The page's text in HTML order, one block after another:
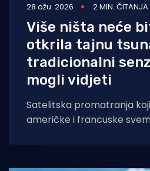
28 ožu. 2026 2 MIN. ČITANJA
Više ništa neće
otkrila tajnu
tradicionalni
mogli vidjeti
Satelitska promatranja
američke i francuske
godine pogodio ruski